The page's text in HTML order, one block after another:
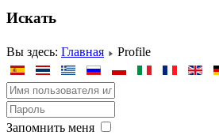
Искать
Вы здесь: Главная Profile
Запомнить меня